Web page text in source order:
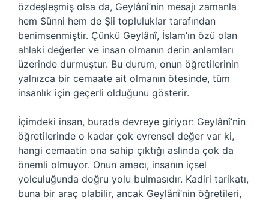
özdeşleşmiş olsa da, Geylânî’nin mesajı zamanla
hem Sünni hem de Şii topluluklar tarafından
benimsenmiştir. Çünkü Geylânî, İslam’ın özü olan
ahlaki değerler ve insan olmanın derin anlamları
üzerinde durmuştur. Bu durum, onun öğretilerinin
yalnızca bir cemaate ait olmanın ötesinde, tüm
insanlık için geçerli olduğunu gösterir.
İçimdeki insan, burada devreye giriyor: Geylânî’nin
öğretilerinde o kadar çok evrensel değer var ki,
hangi cemaatin ona sahip çıktığı aslında çok da
önemli olmuyor. Onun amacı, insanın içsel
yolculuğunda doğru yolu bulmasıdır. Kadiri tarikatı,
buna bir araç olabilir, ancak Geylânî’nin öğretileri,